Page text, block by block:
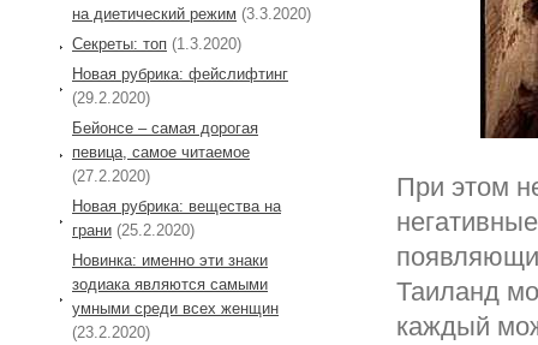
При этом
Таиланд
каждый
на диетический режим (3.3.2020)
Секреты: топ (1.3.2020)
Новая рубрика: фейслифтинг
(29.2.2020)
Бейонсе – самая дорогая
певица, самое читаемое
(27.2.2020)
Новая рубрика: вещества на
грани (25.2.2020)
Новинка: именно эти знаки
зодиака являются самыми
умными среди всех женщин
(23.2.2020)